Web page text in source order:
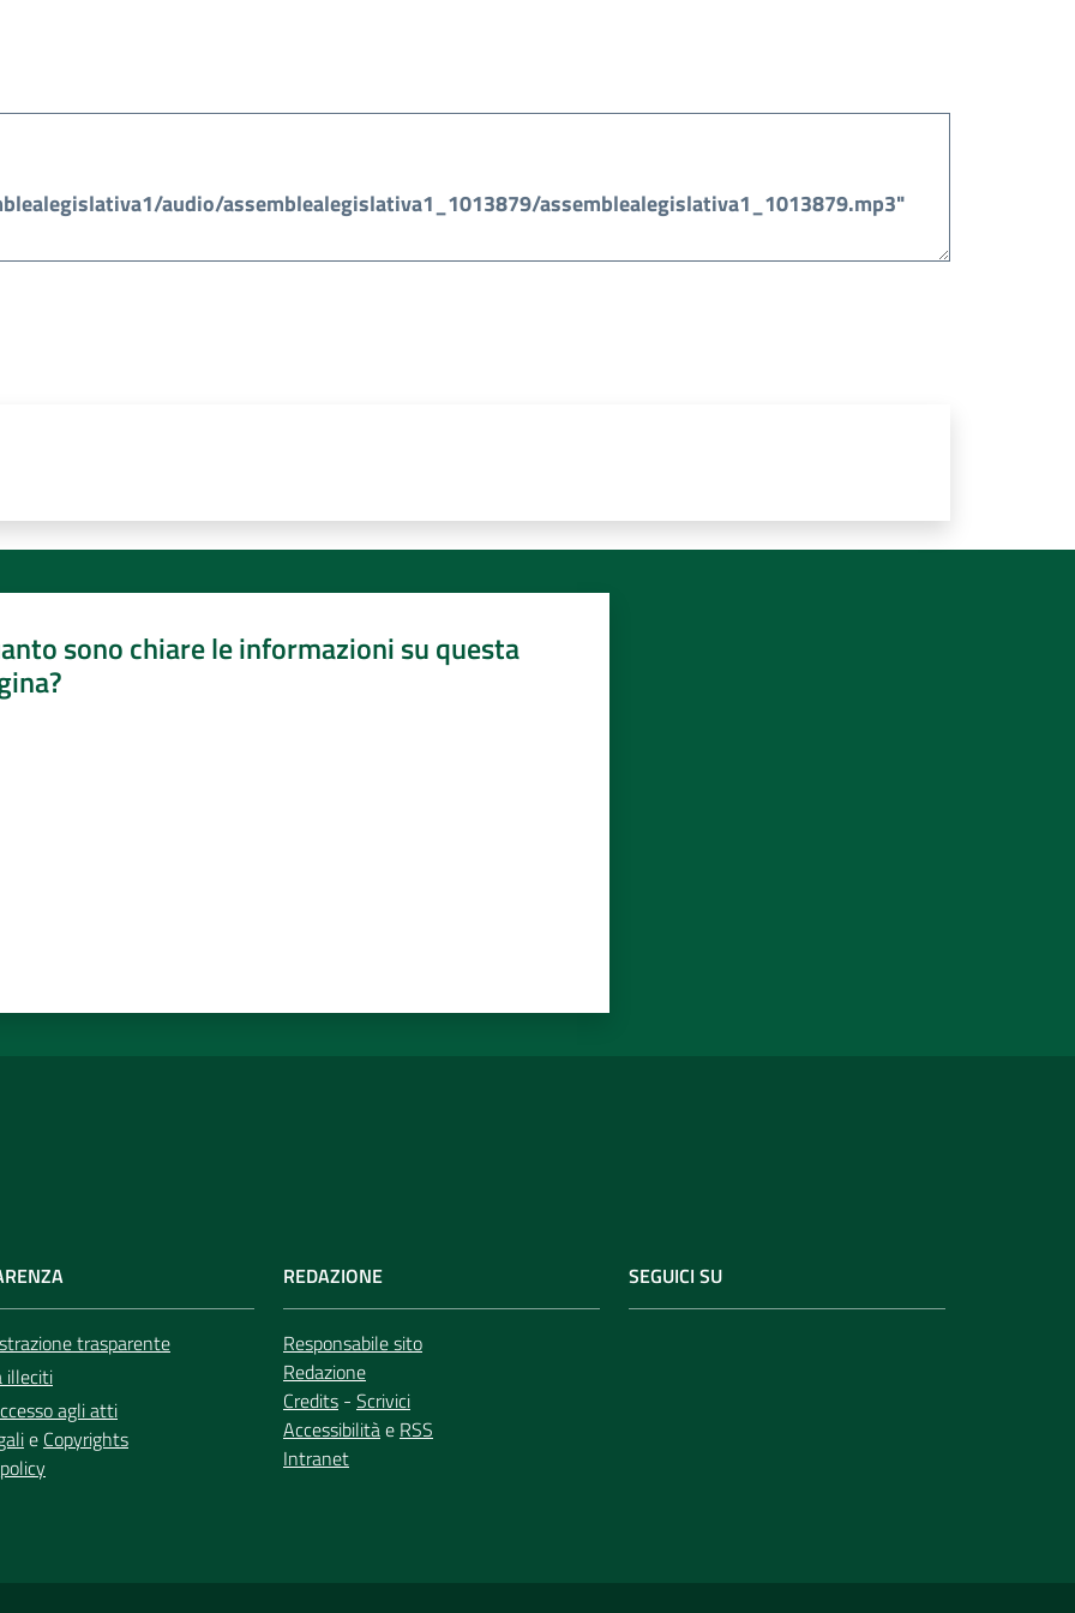
sono chiare le informazioni su questa
trasparente
illeciti
agli atti
e Copyrights
REDAZIONE
Responsabile sito
Redazione
Credits - Scrivici
Accessibilitàe RSS
Intranet
SEGUICI SU